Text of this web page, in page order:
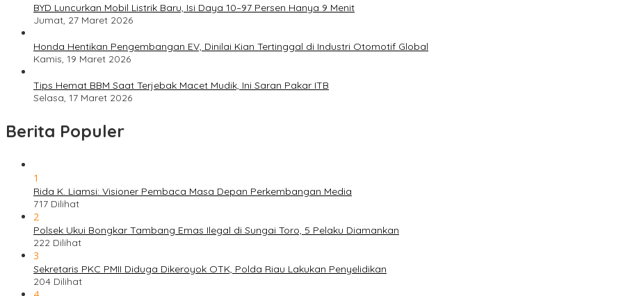
BYD Luncurkan Mobil Listrik Baru, Isi Daya 10–97 Persen Hanya 9 Menit
Jumat, 27 Maret 2026
Honda Hentikan Pengembangan EV, Dinilai Kian Tertinggal di Industri Otomotif Global
Kamis, 19 Maret 2026
Tips Hemat BBM Saat Terjebak Macet Mudik, Ini Saran Pakar ITB
Selasa, 17 Maret 2026
Berita Populer
1
Rida K. Liamsi: Visioner Pembaca Masa Depan Perkembangan Media
717 Dilihat
2
Polsek Ukui Bongkar Tambang Emas Ilegal di Sungai Toro, 5 Pelaku Diamankan
222 Dilihat
3
Sekretaris PKC PMII Diduga Dikeroyok OTK, Polda Riau Lakukan Penyelidikan
204 Dilihat